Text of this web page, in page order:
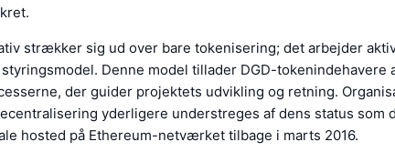
strækker sig ud over bare tokenisering; det arbejder
Denne model tillader DGD-tokenindehavere
der guider projektets udvikling og retning.
yderligere understreges af dens status som
hosted på Ethereum-netværket tilbage i marts 2016.